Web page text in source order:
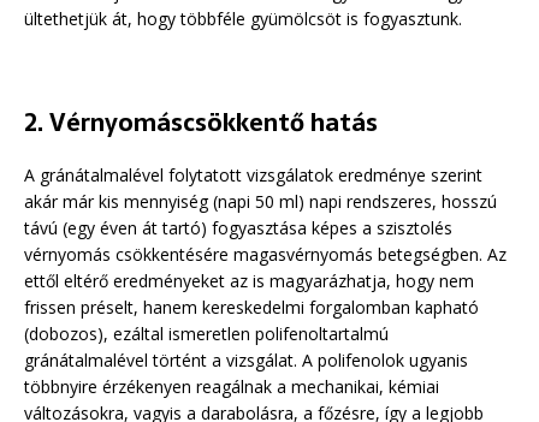
ültethetjük át, hogy többféle gyümölcsöt is fogyasztunk.
2. Vérnyomáscsökkentő hatás
A gránátalmalével folytatott vizsgálatok eredménye szerint
akár már kis mennyiség (napi 50 ml) napi rendszeres, hosszú
távú (egy éven át tartó) fogyasztása képes a szisztolés
vérnyomás csökkentésére magasvérnyomás betegségben. Az
ettől eltérő eredményeket az is magyarázhatja, hogy nem
frissen préselt, hanem kereskedelmi forgalomban kapható
(dobozos), ezáltal ismeretlen polifenoltartalmú
gránátalmalével történt a vizsgálat. A polifenolok ugyanis
többnyire érzékenyen reagálnak a mechanikai, kémiai
változásokra, vagyis a darabolásra, a főzésre, így a legjobb